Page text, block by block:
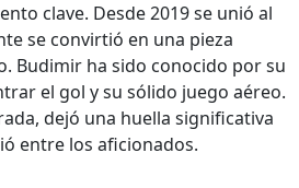
clave. Desde 2019 se unió al
se convirtió en una pieza
Budimir ha sido conocido por su
el gol y su sólido juego aéreo.
dejó una huella significativa
entre los aficionados.